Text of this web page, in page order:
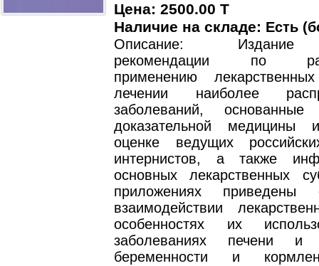
Цена: 2500.00 T
Наличие на складе: Есть
Описание: Издание
рекомендации по
применению
лечении наиболее
заболеваний,
доказательной медицины
оценке ведущих
интернистов, а также
основных лекарственных
приложениях приведены
взаимодействии
особенностях их
заболеваниях печени
беременности и